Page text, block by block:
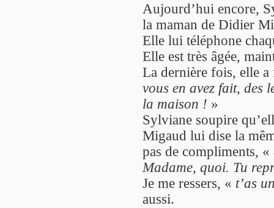
Aujourd’hui encore,
la maman de Didier
Elle lui téléphone
Elle est très âgée,
La dernière fois, elle
vous en avez fait, des
la maison ! »
Sylviane soupire
Migaud lui dise la
pas de compliments, «
Madame, quoi. Tu
Je me ressers, « t’as
aussi.